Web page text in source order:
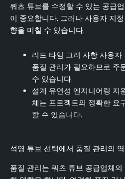
쿼츠 튜브를 수정할 수 있는 공급
이 중요합니다. 그러나 사용자 지
향을 미칠 수 있습니다.
리드 타임 고려 사항 사용
품질 관리가 필요하므로 주
수 있습니다.
설계 유연성 엔지니어링 지
체는 프로젝트의 정확한 요
할 수 있습니다.
석영 튜브 선택에서 품질 관리의
품질 관리는 쿼츠 튜브 공급업체